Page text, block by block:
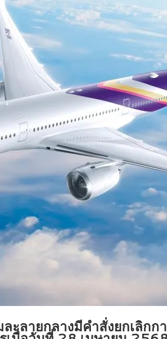
ลายกลางมีคำสั่งยกเลิก